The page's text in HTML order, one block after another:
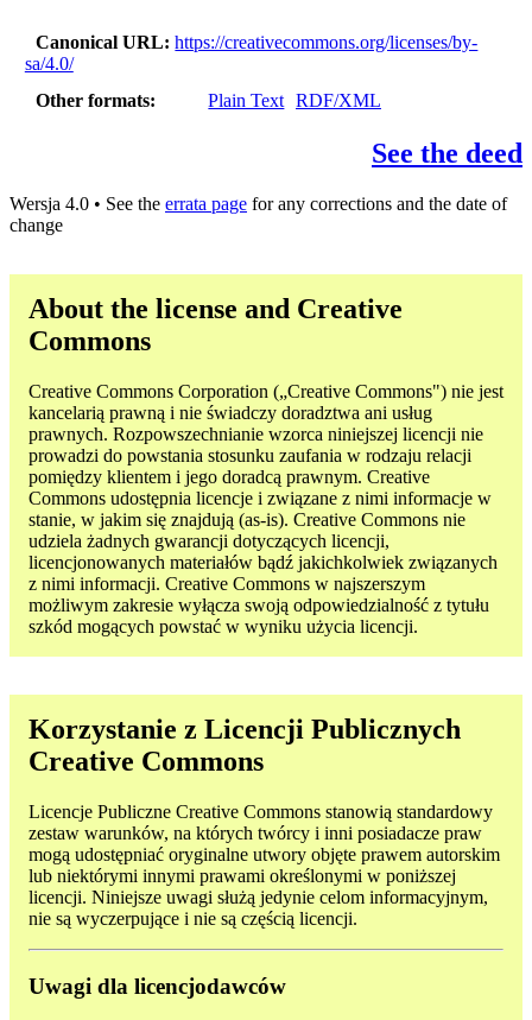
Canonical URL
https://creativecommons.org/licenses/by-
sa/4.0/
Other formats
Plain Text RDF/XML
See the deed
Wersja 4.0 • See the errata page for any corrections and the date of
change
About the license and Creative
Commons
Creative Commons Corporation („Creative Commons") nie jest
kancelarią prawną i nie świadczy doradztwa ani usług
prawnych. Rozpowszechnianie wzorca niniejszej licencji nie
prowadzi do powstania stosunku zaufania w rodzaju relacji
pomiędzy klientem i jego doradcą prawnym. Creative
Commons udostępnia licencje i związane z nimi informacje w
stanie, w jakim się znajdują (as-is). Creative Commons nie
udziela żadnych gwarancji dotyczących licencji,
licencjonowanych materiałów bądź jakichkolwiek związanych
z nimi informacji. Creative Commons w najszerszym
możliwym zakresie wyłącza swoją odpowiedzialność z tytułu
szkód mogących powstać w wyniku użycia licencji.
Korzystanie z Licencji Publicznych
Creative Commons
Licencje Publiczne Creative Commons stanowią standardowy
zestaw warunków, na których twórcy i inni posiadacze praw
mogą udostępniać oryginalne utwory objęte prawem autorskim
lub niektórymi innymi prawami określonymi w poniższej
licencji. Niniejsze uwagi służą jedynie celom informacyjnym,
nie są wyczerpujące i nie są częścią licencji.
Uwagi dla licencjodawców